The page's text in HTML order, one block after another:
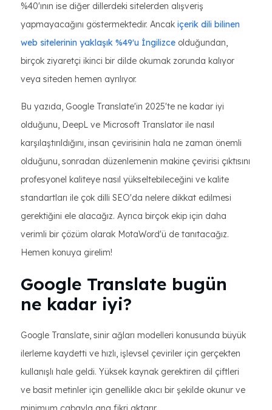
%40'ının ise diğer dillerdeki sitelerden alışveriş
yapmayacağını göstermektedir. Ancak içerik dili bilinen
web sitelerinin yaklaşık %49'u İngilizce olduğundan,
birçok ziyaretçi ikinci bir dilde okumak zorunda kalıyor
veya siteden hemen ayrılıyor.
Bu yazıda, Google Translate'in 2025'te ne kadar iyi
olduğunu, DeepL ve Microsoft Translator ile nasıl
karşılaştırıldığını, insan çevirisinin hala ne zaman önemli
olduğunu, sonradan düzenlemenin makine çevirisi çıktısını
profesyonel kaliteye nasıl yükseltebileceğini ve kalite
standartları ile çok dilli SEO'da nelere dikkat edilmesi
gerektiğini ele alacağız. Ayrıca birçok ekip için daha
verimli bir çözüm olarak MotaWord'ü de tanıtacağız.
Hemen konuya girelim!
Google Translate bugün
ne kadar iyi?
Google Translate, sinir ağları modelleri konusunda büyük
ilerleme kaydetti ve hızlı, işlevsel çeviriler için gerçekten
kullanışlı hale geldi. Yüksek kaynak gerektiren dil çiftleri
ve basit metinler için genellikle akıcı bir şekilde okunur ve